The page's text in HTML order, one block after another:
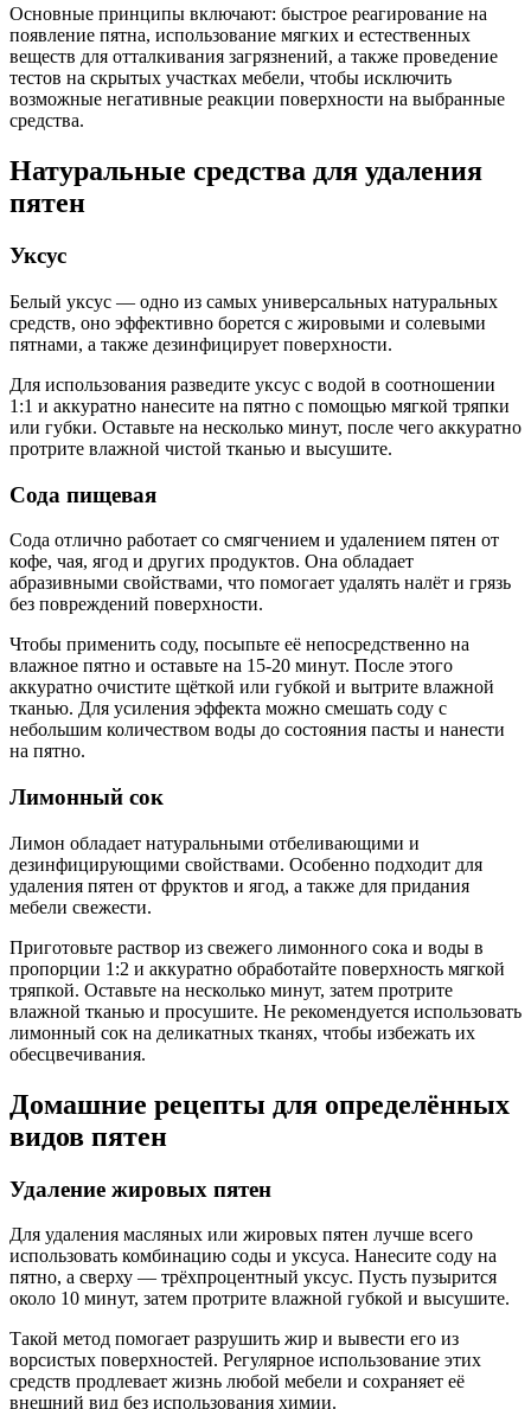
Основные принципы включают: быстрое реагирование на
появление пятна, использование мягких и естественных
веществ для отталкивания загрязнений, а также проведение
тестов на скрытых участках мебели, чтобы исключить
возможные негативные реакции поверхности на выбранные
средства.
Натуральные средства для удаления
пятен
Уксус
Белый уксус — одно из самых универсальных натуральных
средств, оно эффективно борется с жировыми и солевыми
пятнами, а также дезинфицирует поверхности.
Для использования разведите уксус с водой в соотношении
1:1 и аккуратно нанесите на пятно с помощью мягкой тряпки
или губки. Оставьте на несколько минут, после чего аккуратно
протрите влажной чистой тканью и высушите.
Сода пищевая
Сода отлично работает со смягчением и удалением пятен от
кофе, чая, ягод и других продуктов. Она обладает
абразивными свойствами, что помогает удалять налёт и грязь
без повреждений поверхности.
Чтобы применить соду, посыпьте её непосредственно на
влажное пятно и оставьте на 15-20 минут. После этого
аккуратно очистите щёткой или губкой и вытрите влажной
тканью. Для усиления эффекта можно смешать соду с
небольшим количеством воды до состояния пасты и нанести
на пятно.
Лимонный сок
Лимон обладает натуральными отбеливающими и
дезинфицирующими свойствами. Особенно подходит для
удаления пятен от фруктов и ягод, а также для придания
мебели свежести.
Приготовьте раствор из свежего лимонного сока и воды в
пропорции 1:2 и аккуратно обработайте поверхность мягкой
тряпкой. Оставьте на несколько минут, затем протрите
влажной тканью и просушите. Не рекомендуется использовать
лимонный сок на деликатных тканях, чтобы избежать их
обесцвечивания.
Домашние рецепты для определённых
видов пятен
Удаление жировых пятен
Для удаления масляных или жировых пятен лучше всего
использовать комбинацию соды и уксуса. Нанесите соду на
пятно, а сверху — трёхпроцентный уксус. Пусть пузырится
около 10 минут, затем протрите влажной губкой и высушите.
Такой метод помогает разрушить жир и вывести его из
ворсистых поверхностей. Регулярное использование этих
средств продлевает жизнь любой мебели и сохраняет её
внешний вид без использования химии.